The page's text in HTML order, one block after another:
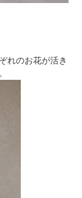
のお花が活き